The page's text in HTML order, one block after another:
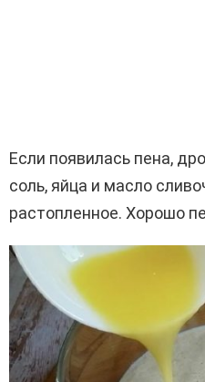
Если появилась пена,
соль, яйца и масло
растопленное. Хорошо